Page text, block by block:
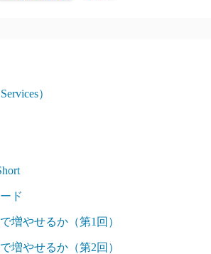
）
ド
増やせるか（第1回）
増やせるか（第2回）